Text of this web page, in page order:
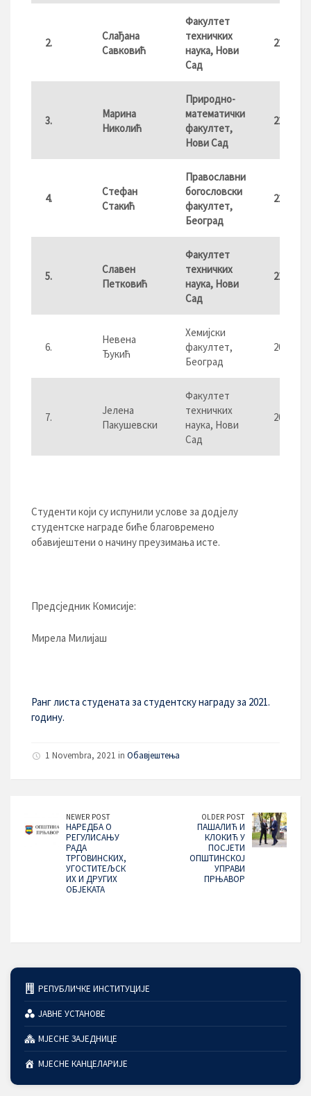
2.
Слађана
Савковић
Факултет
техничких
наука, Нови
Сад
22,65
3.
Марина
Николић
Природно-
математички
факултет,
Нови Сад
22,61
4.
Стефан
Стакић
Православни
богословски
факултет,
Београд
22,00
5.
Славен
Петковић
Факултет
техничких
наука, Нови
Сад
21,72
6.
Невена
Ђукић
Хемијски
факултет,
Београд
20,67
7.
Јелена
Пакушевски
Факултет
техничких
наука, Нови
Сад
20,59
Студенти који су испунили услове за додјелу
студентске награде биће благовремено
обавијештени о начину преузимања исте.
Предсједник Комисије:
Мирела Милијаш
Ранг листа студената за студентску награду за 2021.
годину.
1 Novembra, 2021 in Обавјештења
NEWER POST
НАРЕДБА О
РЕГУЛИСАЊУ
РАДА
ТРГОВИНСКИХ,
УГОСТИТЕЉСК
ИХ И ДРУГИХ
ОБЈЕКАТА
OLDER POST
ПАШАЛИЋ И
КЛОКИЋ У
ПОСЈЕТИ
ОПШТИНСКОЈ
УПРАВИ
ПРЊАВОР
РЕПУБЛИЧКЕ ИНСТИТУЦИЈЕ
ЈАВНЕ УСТАНОВЕ
МЈЕСНЕ ЗАЈЕДНИЦЕ
МЈЕСНЕ КАНЦЕЛАРИЈЕ